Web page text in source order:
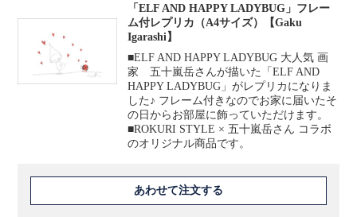
「ELF AND HAPPY LADYBUG」フレー
ム付レプリカ（A4サイズ）【Gaku
Igarashi】
■ELF AND HAPPY LADYBUG 大人気 画
家 五十嵐岳さんが描いた「ELF AND
HAPPY LADYBUG」がレプリカになりま
した♪ フレーム付きなのでお家に届いたそ
の日からお部屋に飾っていただけます。
■ROKURI STYLE × 五十嵐岳さん コラボ
のオリジナル商品です。
あわせて注文する